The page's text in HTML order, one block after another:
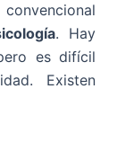
. Hay
es difícil
Existen